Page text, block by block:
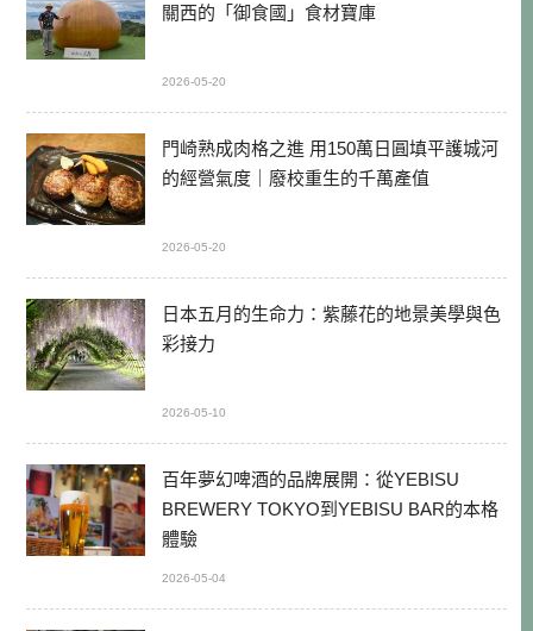
關西的「御食國」食材寶庫
2026-05-20
門崎熟成肉格之進 用150萬日圓填平護城河
的經營氣度｜廢校重生的千萬產值
2026-05-20
日本五月的生命力：紫藤花的地景美學與色
彩接力
2026-05-10
百年夢幻啤酒的品牌展開：從YEBISU
BREWERY TOKYO到YEBISU BAR的本格
體驗
2026-05-04